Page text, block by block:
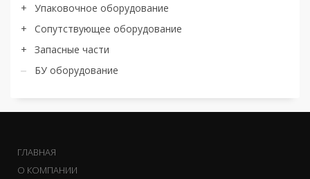
Упаковочное оборудование
Сопутствующее оборудование
Запасные части
БУ оборудование
ГЛАВНАЯ
О КОМПАНИИ